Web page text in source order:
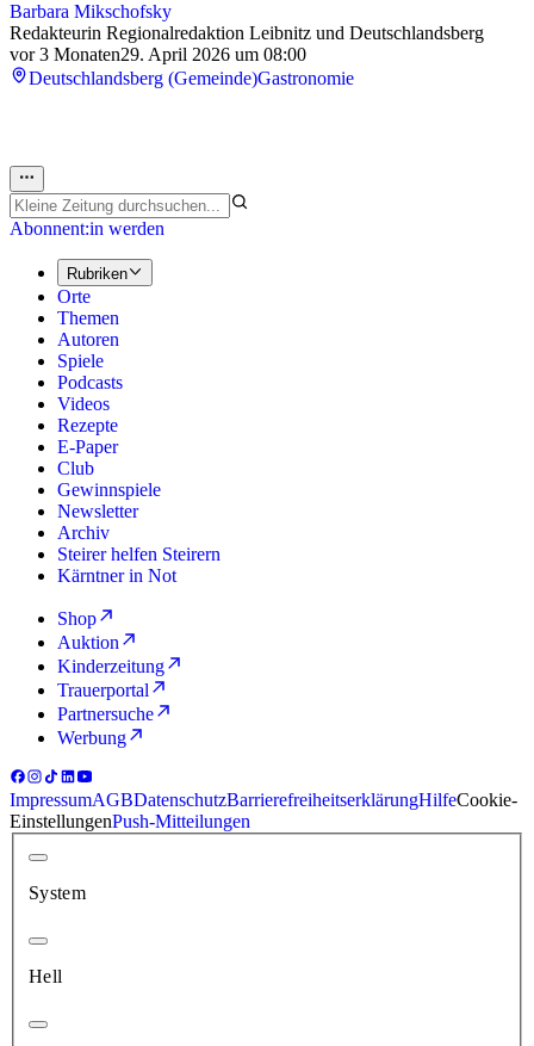
Barbara Mikschofsky
Redakteurin Regionalredaktion Leibnitz und Deutschlandsberg
vor 3 Monaten29. April 2026 um 08:00
Deutschlandsberg (Gemeinde)Gastronomie
Abonnent:in werden
Rubriken
Orte
Themen
Autoren
Spiele
Podcasts
Videos
Rezepte
E-Paper
Club
Gewinnspiele
Newsletter
Archiv
Steirer helfen Steirern
Kärntner in Not
Shop
Auktion
Kinderzeitung
Trauerportal
Partnersuche
Werbung
ImpressumAGBDatenschutzBarrierefreiheitserklärungHilfeCookie-
EinstellungenPush-Mitteilungen
System
Hell